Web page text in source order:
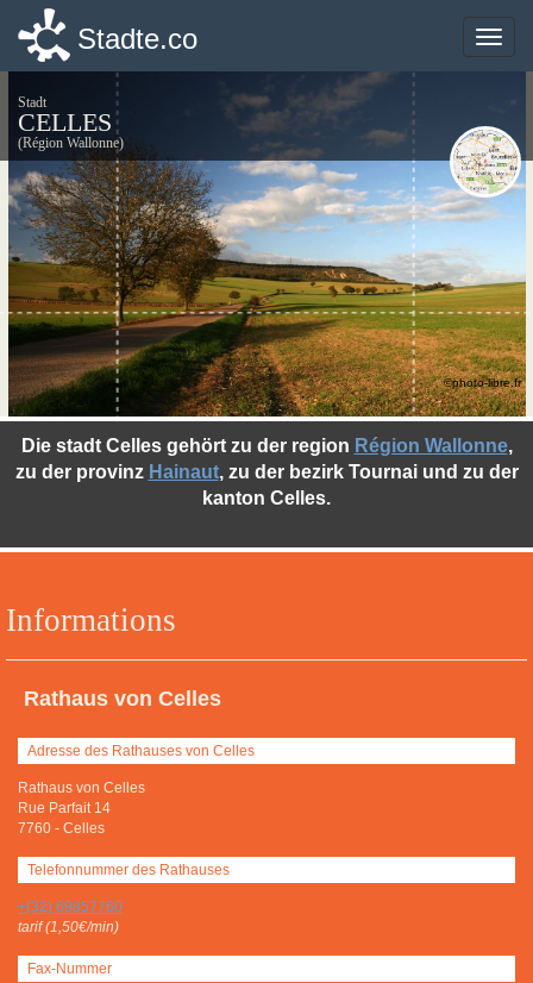
Toggle
Stadte.co
Stadt
CELLES
(Région Wallonne)
Informations
Rathaus von Celles
Adresse des Rathauses von Celles
Rathaus von Celles
Rue Parfait 14
7760 - Celles
Telefonnummer des Rathauses
+(32) 69857760
tarif (1,50€/min)
Fax-Nummer
Die stadt Celles gehört zu der region Région Wallonne,
zu der provinz Hainaut, zu der bezirk Tournai und zu der
kanton Celles.
©photo-libre.fr
Toggle
Stadte.co